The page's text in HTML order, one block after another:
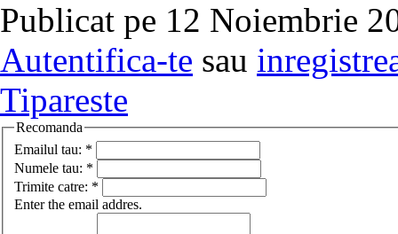
Publicat pe 12 Noiembrie
Autentifica-te sau
Tipareste
Recomanda
Emailul tau: *
Numele tau: *
Trimite catre: *
Enter the email addres.